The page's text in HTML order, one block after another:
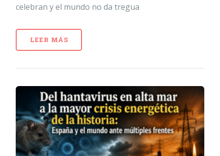
celebran y el mundo no da tregua
LEER MÁS